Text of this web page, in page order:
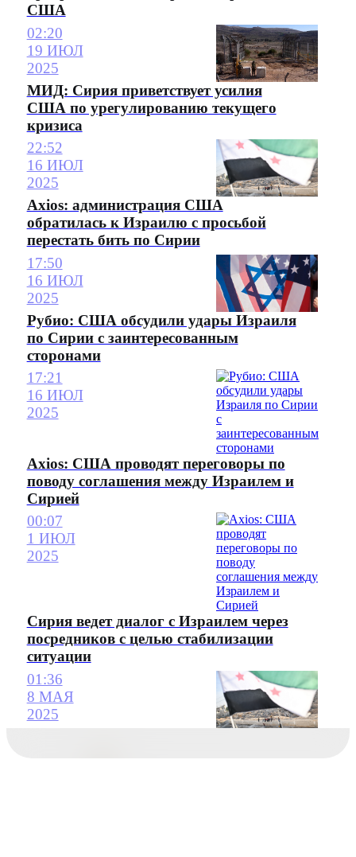
США
02:20
19 ИЮЛ
2025
МИД: Сирия приветствует усилия
США по урегулированию текущего
кризиса
22:52
16 ИЮЛ
2025
Axios: администрация США
обратилась к Израилю с просьбой
перестать бить по Сирии
17:50
16 ИЮЛ
2025
Рубио: США обсудили удары Израиля
по Сирии с заинтересованным
сторонами
17:21
16 ИЮЛ
2025
Axios: США проводят переговоры по
поводу соглашения между Израилем и
Сирией
00:07
1 ИЮЛ
2025
Сирия ведет диалог с Израилем через
посредников с целью стабилизации
ситуации
01:36
8 МАЯ
2025